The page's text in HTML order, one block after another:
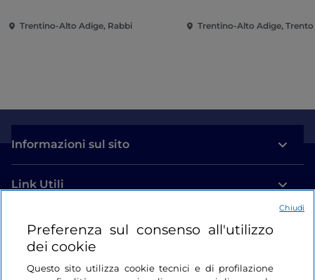
Trentino-Alto Adige, Rabbi Trentino-Alto Adige, Trento
Informazioni sul sito
Link Utili
Login
Restiamo in contatto
Preferenza sul consenso all'utilizzo
dei cookie
Questo sito utilizza cookie tecnici e di profilazione
Chiudi